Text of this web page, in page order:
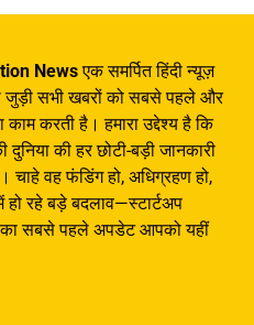
Newsएक समर्पित हिंदी न्यूज़
जुड़ी सभी खबरों को सबसे पहले और
करती है। हमारा उद्देश्य है कि
की हर छोटी-बड़ी जानकारी
वह फंडिंग हो, अधिग्रहण हो,
हो रहे बड़े बदलाव—स्टार्टअप
सबसे पहले अपडेट आपको यहीं